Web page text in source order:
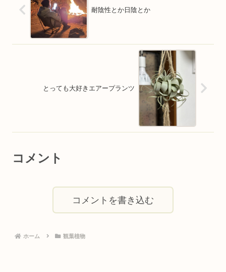
耐陰性とか日陰とか
とっても大好きエアープランツ
コメント
コメントを書き込む
ホーム 観葉植物